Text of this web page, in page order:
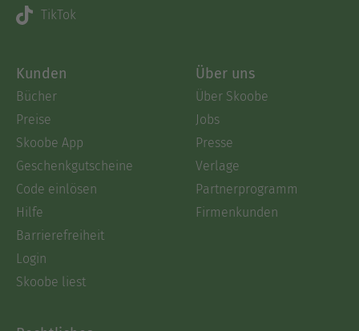
TikTok
Kunden
Bücher
Preise
Skoobe App
Geschenkgutscheine
Code einlösen
Hilfe
Barrierefreiheit
Login
Skoobe liest
Über uns
Über Skoobe
Jobs
Presse
Verlage
Partnerprogramm
Firmenkunden